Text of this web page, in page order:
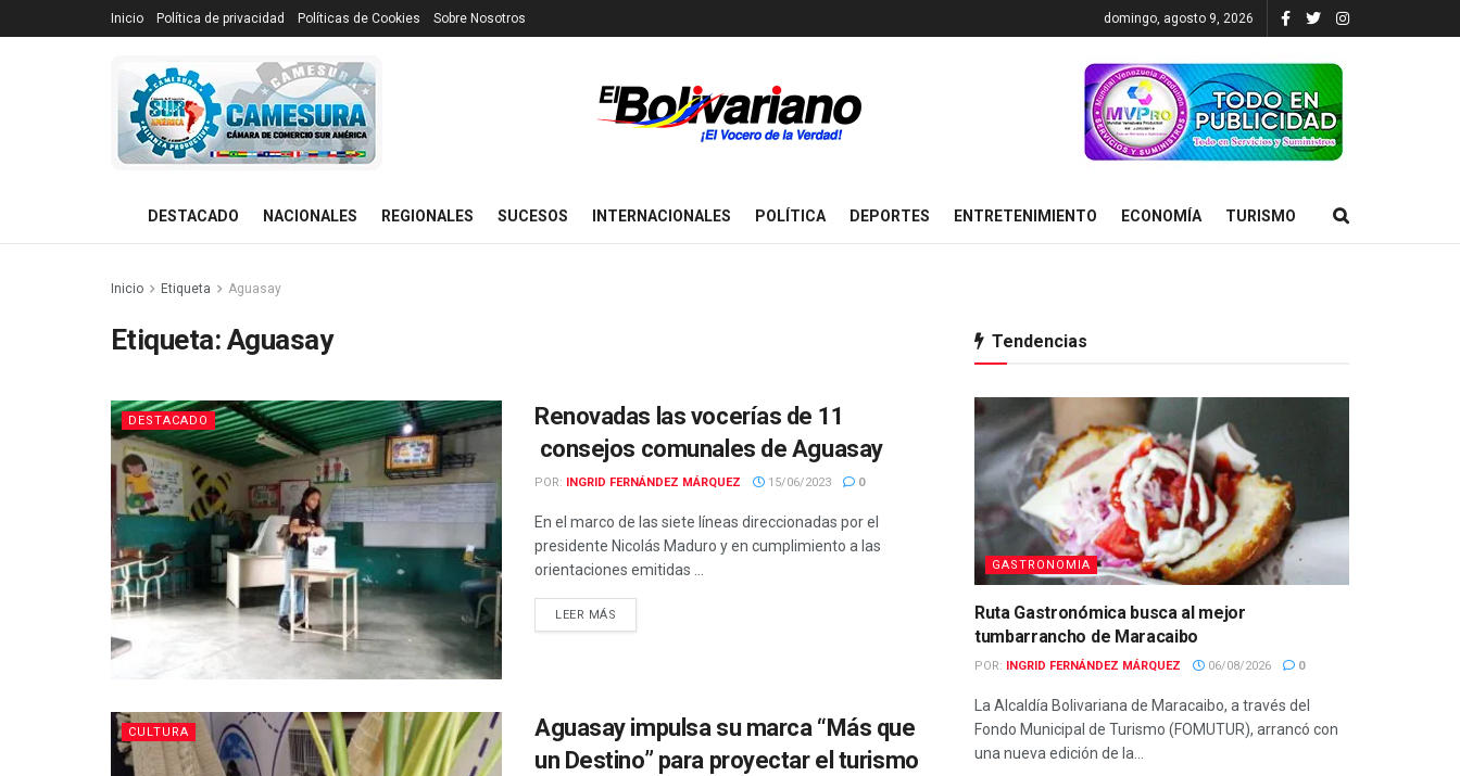
Inicio Política de privacidad Políticas de Cookies Sobre Nosotros domingo, agosto 9, 2026
DESTACADO NACIONALES REGIONALES SUCESOS INTERNACIONALES POLÍTICA DEPORTES ENTRETENIMIENTO ECONOMÍA TURISMO
Inicio Etiqueta Aguasay
Etiqueta: Aguasay
DESTACADO
Renovadas las vocerías de 11
consejos comunales de Aguasay
POR: INGRID FERNÁNDEZ MÁRQUEZ 15/06/2023 0
En el marco de las siete líneas direccionadas por el
presidente Nicolás Maduro y en cumplimiento a las
orientaciones emitidas ...
LEER MÁS
CULTURA
Aguasay impulsa su marca “Más que
un Destino” para proyectar el turismo
Tendencias
GASTRONOMIA
Ruta Gastronómica busca al mejor
tumbarrancho de Maracaibo
POR: INGRID FERNÁNDEZ MÁRQUEZ 06/08/2026 0
La Alcaldía Bolivariana de Maracaibo, a través del
Fondo Municipal de Turismo (FOMUTUR), arrancó con
una nueva edición de la...